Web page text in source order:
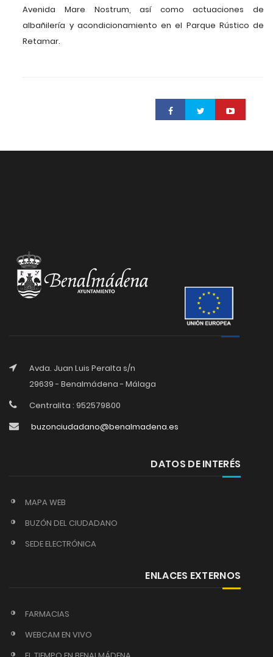
Avenida Mare Nostrum, así como actuaciones de
albañilería y acondicionamiento en el Parque Rústico de
Retamar.
Avda. Juan Luis Peralta s/n
29639 - Benalmádena - Málaga
Centralita : 952579800
buzonciudadano@benalmadena.es
DATOS DE INTERÉS
MAPA WEB
BUZÓN DEL CIUDADANO
SEDE ELECTRÓNICA
ENLACES EXTERNOS
FARMACIAS
WEBCAM EN VIVO